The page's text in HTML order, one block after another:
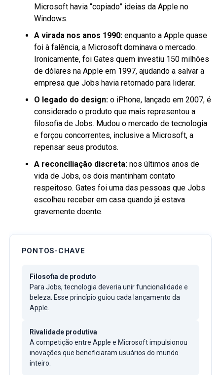
Microsoft havia “copiado” ideias da Apple no
Windows.
A virada nos anos 1990:enquanto a Apple quase
foi à falência, a Microsoft dominava o mercado.
Ironicamente, foi Gates quem investiu 150 milhões
de dólares na Apple em 1997, ajudando a salvar a
empresa que Jobs havia retornado para liderar.
O legado do design:o iPhone, lançado em 2007, é
considerado o produto que mais representou a
filosofia de Jobs. Mudou o mercado de tecnologia
e forçou concorrentes, inclusive a Microsoft, a
repensar seus produtos.
A reconciliação discreta:nos últimos anos de
vida de Jobs, os dois mantinham contato
respeitoso. Gates foi uma das pessoas que Jobs
escolheu receber em casa quando já estava
gravemente doente.
PONTOS-CHAVE
Filosofia de produto
Para Jobs, tecnologia deveria unir funcionalidade e
beleza. Esse princípio guiou cada lançamento da
Apple.
Rivalidade produtiva
A competição entre Apple e Microsoft impulsionou
inovações que beneficiaram usuários do mundo
inteiro.